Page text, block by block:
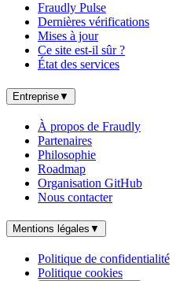
Fraudly Pulse
Dernières vérifications
Mises à jour
Ce site est-il sûr ?
État des services
Entreprise▼
À propos de Fraudly
Partenaires
Philosophie
Roadmap
Organisation GitHub
Nous contacter
Mentions légales ▼
Politique de confidentialité
Politique cookies